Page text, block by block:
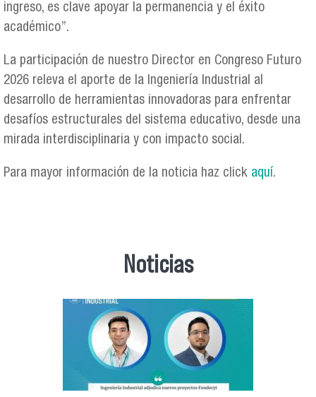
ingreso, es clave apoyar la permanencia y el éxito
académico”.
La participación de nuestro Director en Congreso Futuro
2026 releva el aporte de la Ingeniería Industrial al
desarrollo de herramientas innovadoras para enfrentar
desafíos estructurales del sistema educativo, desde una
mirada interdisciplinaria y con impacto social.
Para mayor información de la noticia haz click aquí.
Noticias